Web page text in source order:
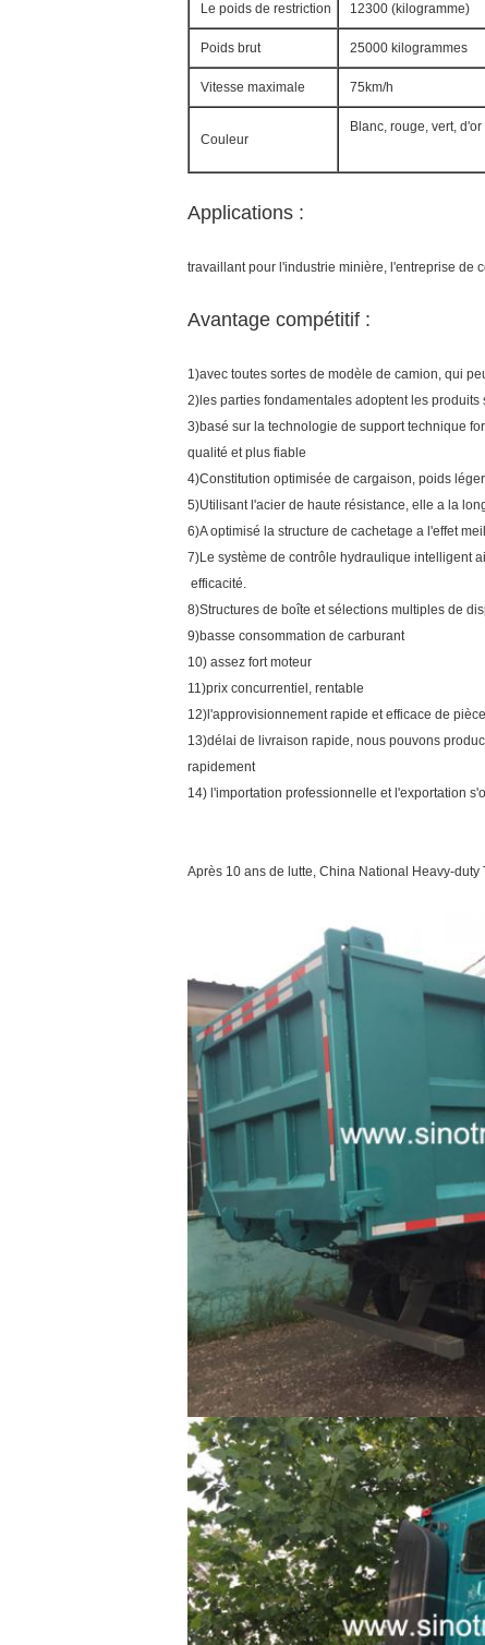
Le poids de restriction 12300 (kilogramme)
Poids brut 25000 kilogrammes
Vitesse maximale 75km/h
Couleur
Blanc, rouge, vert,
Applications :
travaillant pour l'industrie minière, l'entreprise de
Avantage compétitif :
1)avec toutes sortes de modèle de camion, qui
2)les parties fondamentales adoptent les
3)basé sur la technologie de support technique
qualité et plus fiable
4)Constitution optimisée de cargaison, poids
5)Utilisant l'acier de haute résistance, elle a la
6)A optimisé la structure de cachetage a l'effet
7)Le système de contrôle hydraulique intelligent
efficacité.
8)Structures de boîte et sélections multiples de
9)basse consommation de carburant
10) assez fort moteur
11)prix concurrentiel, rentable
12)l'approvisionnement rapide et efficace de
13)délai de livraison rapide, nous pouvons
rapidement
14) l'importation professionnelle et l'exportation
Après 10 ans de lutte, China National Heavy-